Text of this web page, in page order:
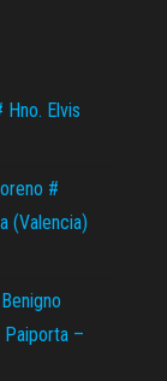
Elvis
#
(Valencia)
–